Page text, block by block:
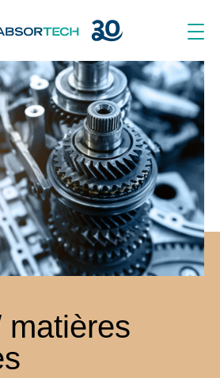
matières